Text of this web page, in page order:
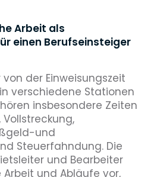
Arbeit als
einen Berufseinsteiger
der Einweisungszeit
verschiedene Stationen
insbesondere Zeiten
und
Steuerfahndung. Die
und Bearbeiter
und Abläufe vor,